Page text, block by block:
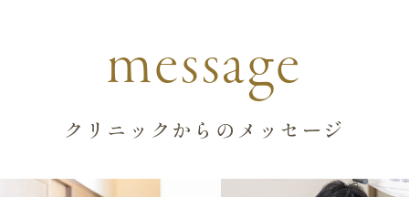
message
クリニックからのメッセージ